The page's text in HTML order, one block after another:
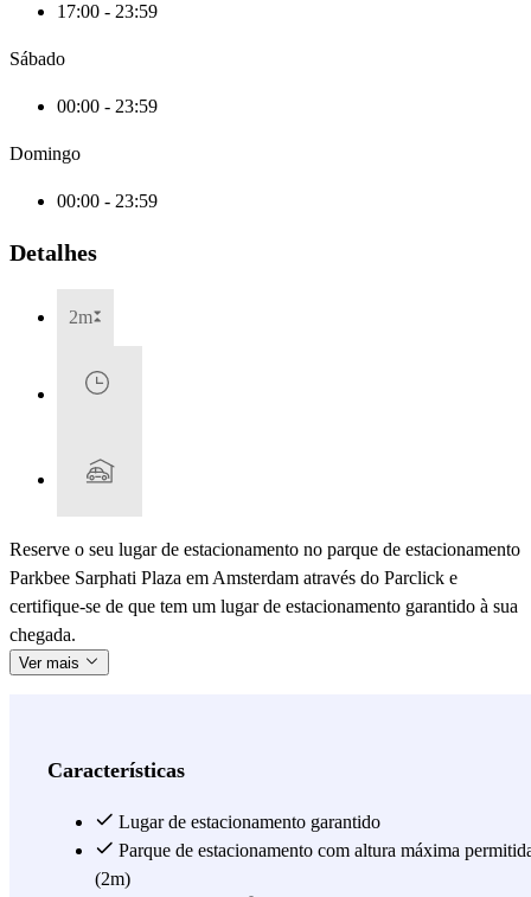
17:00 - 23:59
Sábado
00:00 - 23:59
Domingo
00:00 - 23:59
Detalhes
2m
Reserve o seu lugar de estacionamento no parque de estacionamento
Parkbee Sarphati Plaza em Amsterdam através do Parclick e
certifique-se de que tem um lugar de estacionamento garantido à sua
chegada.
Ver mais
Características
Lugar de estacionamento garantido
Parque de estacionamento com altura máxima
(2m)